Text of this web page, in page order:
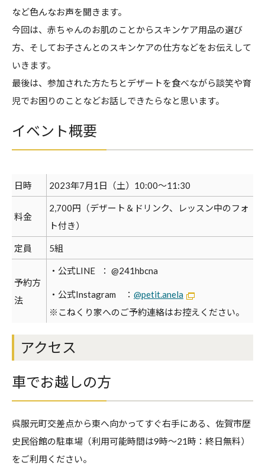
など色んなお声を聞きます。
今回は、赤ちゃんのお肌のことからスキンケア用品の選び
方、そしてお子さんとのスキンケアの仕方などをお伝えして
いきます。
最後は、参加された方たちとデザートを食べながら談笑や育
児でお困りのことなどお話しできたらなと思います。
イベント概要
日時 2023年7月1日（土）10:00〜11:30
料金
2,700円（デザート＆ドリンク、レッスン中のフォ
ト付き）
定員 5組
予約方
法
・公式LINE ： @241hbcna
・公式Instagram ： @petit.anela
※こねくり家へのご予約連絡はお控えください。
アクセス
車でお越しの方
呉服元町交差点から東へ向かってすぐ右手にある、佐賀市歴
史民俗館の駐車場（利用可能時間は9時～21時：終日無料）
をご利用ください。